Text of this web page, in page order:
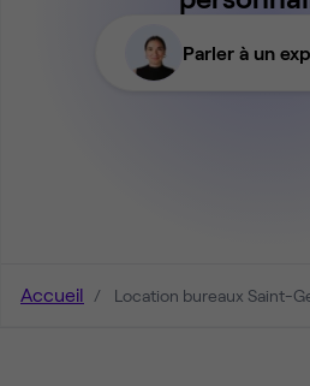
Parler à un
Accueil Location bureaux Saint-